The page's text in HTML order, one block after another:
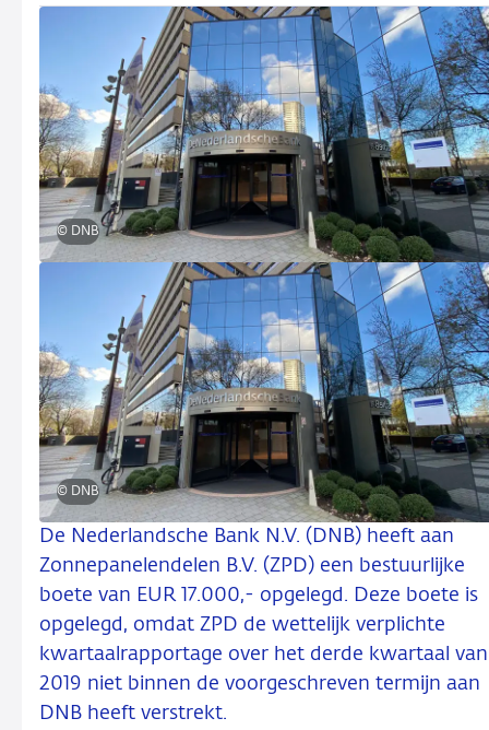
© DNB
© DNB
De Nederlandsche Bank N.V. (DNB) heeft aan
Zonnepanelendelen B.V. (ZPD) een bestuurlijke
boete van EUR 17.000,- opgelegd. Deze boete is
opgelegd, omdat ZPD de wettelijk verplichte
kwartaalrapportage over het derde kwartaal van
2019 niet binnen de voorgeschreven termijn aan
DNB heeft verstrekt.